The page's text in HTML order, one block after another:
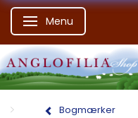
Skifte navigation
Menu
Bogmærker